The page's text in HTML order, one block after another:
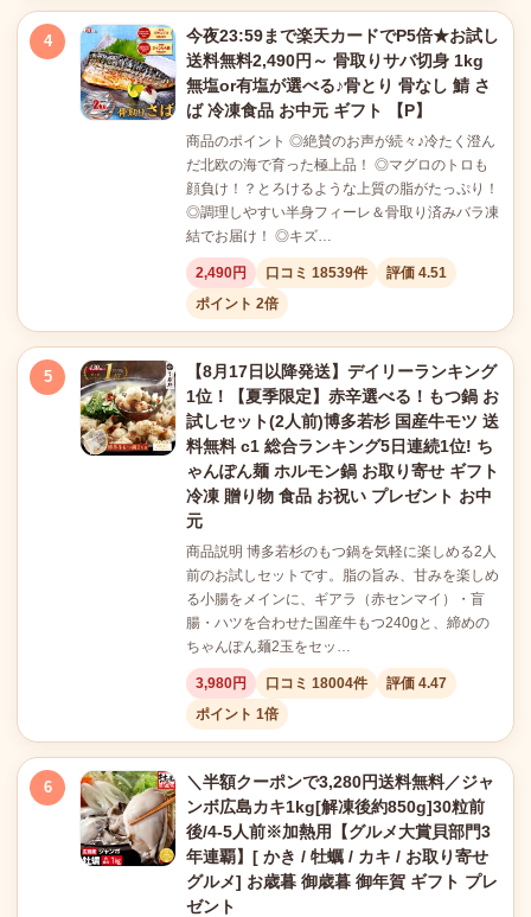
4
今夜23:59まで楽天カードでP5倍★お試し
送料無料2,490円～ 骨取りサバ切身 1kg
無塩or有塩が選べる♪骨とり 骨なし 鯖 さ
ば 冷凍食品 お中元 ギフト 【P】
商品のポイント ◎絶賛のお声が続々♪冷たく澄ん
だ北欧の海で育った極上品！ ◎マグロのトロも
顔負け！？とろけるような上質の脂がたっぷり！
◎調理しやすい半身フィーレ＆骨取り済みバラ凍
結でお届け！ ◎キズ…
2,490円 口コミ 18539件
評価 4.51
ポイント 2倍
5
【8月17日以降発送】デイリーランキング
1位！【夏季限定】赤辛選べる！もつ鍋 お
試しセット(2人前)博多若杉 国産牛モツ 送
料無料 c1 総合ランキング5日連続1位! ち
ゃんぽん麺 ホルモン鍋 お取り寄せ ギフト
冷凍 贈り物 食品 お祝い プレゼント お中
元
商品説明 博多若杉のもつ鍋を気軽に楽しめる2人
前のお試しセットです。脂の旨み、甘みを楽しめ
る小腸をメインに、ギアラ（赤センマイ）・盲
腸・ハツを合わせた国産牛もつ240gと、締めの
ちゃんぽん麺2玉をセッ…
3,980円 口コミ 18004件
評価 4.47
ポイント 1倍
6
＼半額クーポンで3,280円送料無料／ジャ
ンボ広島カキ1kg[解凍後約850g]30粒前
後/4-5人前※加熱用【グルメ大賞貝部門3
年連覇】[ かき / 牡蠣 / カキ / お取り寄せ
グルメ] お歳暮 御歳暮 御年賀 ギフト プレ
ゼント